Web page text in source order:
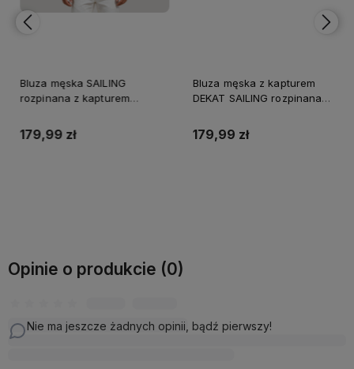
Bluza męska SAILING
rozpinana z kapturem
179,99 zł
Bluza męska z kapturem
DEKAT SAILING rozpinana
179,99 zł
Opinie o produkcie (0)
Nie ma jeszcze żadnych opinii, bądź pierwszy!